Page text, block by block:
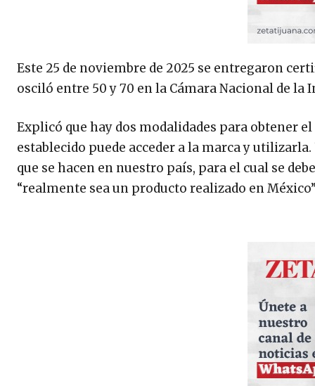
Este 25 de noviembre de 2025 se entregaron
osciló entre 50 y 70 en la Cámara Nacional de
Explicó que hay dos modalidades para obtener
establecido puede acceder a la marca y
que se hacen en nuestro país, para el cual se
“realmente sea un producto realizado en